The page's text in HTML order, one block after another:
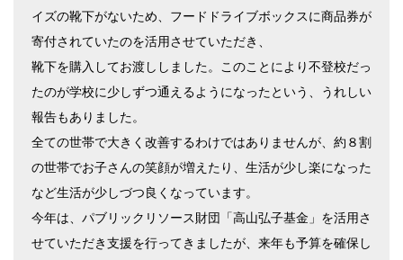
イズの靴下がないため、フードドライブボックスに商品券が
寄付されていたのを活用させていただき、
靴下を購入してお渡ししました。このことにより不登校だっ
たのが学校に少しずつ通えるようになったという、うれしい
報告もありました。
全ての世帯で大きく改善するわけではありませんが、約８割
の世帯でお子さんの笑顔が増えたり、生活が少し楽になった
など生活が少しづつ良くなっています。
今年は、パブリックリソース財団「高山弘子基金」を活用さ
せていただき支援を行ってきましたが、来年も予算を確保し